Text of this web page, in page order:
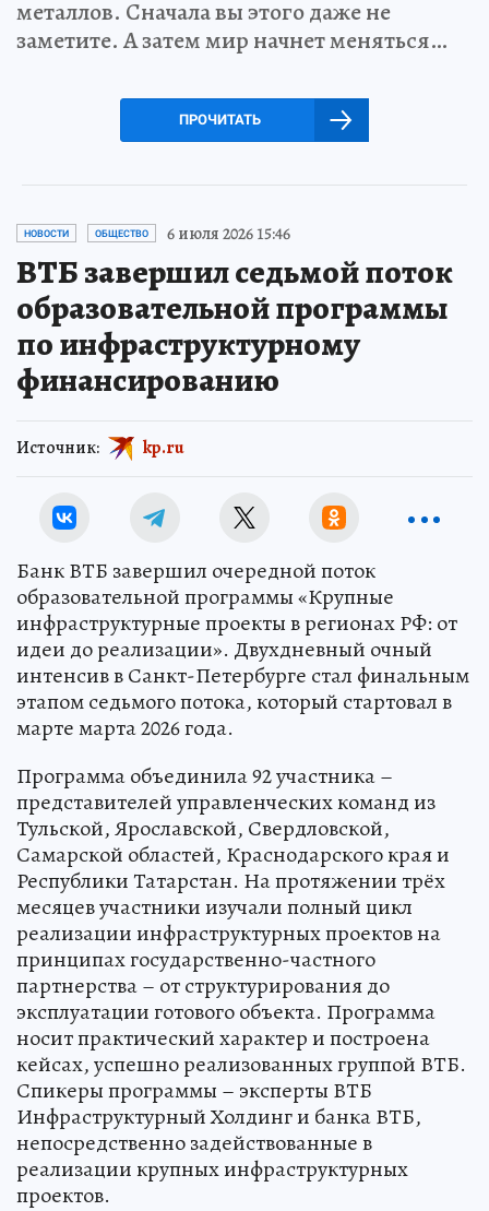
металлов. Сначала вы этого даже не
заметите. А затем мир начнет меняться…
ПРОЧИТАТЬ
НОВОСТИ ОБЩЕСТВО 6 июля 2026 15:46
ВТБ завершил седьмой поток
образовательной программы
по инфраструктурному
финансированию
Источник: kp.ru
Банк ВТБ завершил очередной поток
образовательной программы «Крупные
инфраструктурные проекты в регионах РФ: от
идеи до реализации». Двухдневный очный
интенсив в Санкт-Петербурге стал финальным
этапом седьмого потока, который стартовал в
марте марта 2026 года.
Программа объединила 92 участника –
представителей управленческих команд из
Тульской, Ярославской, Свердловской,
Самарской областей, Краснодарского края и
Республики Татарстан. На протяжении трёх
месяцев участники изучали полный цикл
реализации инфраструктурных проектов на
принципах государственно-частного
партнерства – от структурирования до
эксплуатации готового объекта. Программа
носит практический характер и построена
кейсах, успешно реализованных группой ВТБ.
Спикеры программы – эксперты ВТБ
Инфраструктурный Холдинг и банка ВТБ,
непосредственно задействованные в
реализации крупных инфраструктурных
проектов.